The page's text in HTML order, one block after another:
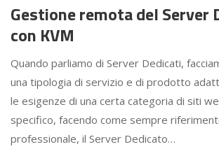
Gestione remota del Server
con KVM
Quando parliamo di Server Dedicati,
una tipologia di servizio e di prodotto
le esigenze di una certa categoria di siti
specifico, facendo come sempre
professionale, il Server Dedicato…